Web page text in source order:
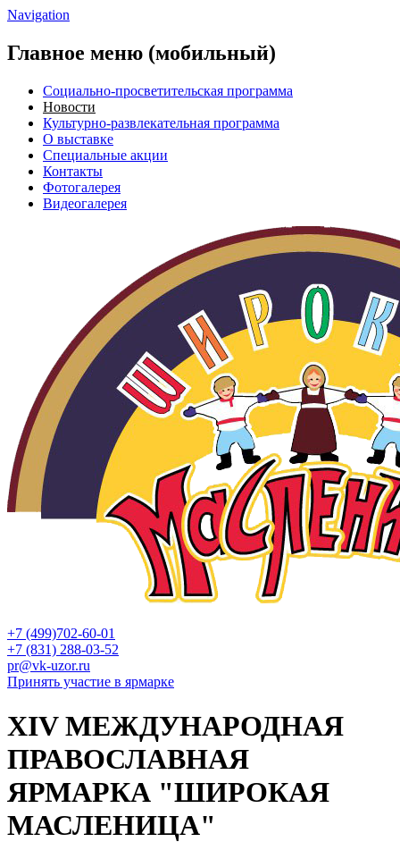
Navigation
Главное меню (мобильный)
Социально-просветительская программа
Новости
Культурно-развлекательная программа
О выставке
Специальные акции
Контакты
Фотогалерея
Видеогалерея
+7 (499)702-60-01
+7 (831) 288-03-52
pr@vk-uzor.ru
Принять участие в ярмарке
XIV МЕЖДУНАРОДНАЯ
ПРАВОСЛАВНАЯ
ЯРМАРКА "ШИРОКАЯ
МАСЛЕНИЦА"